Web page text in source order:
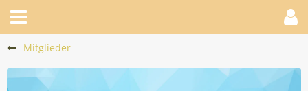
Mitglieder